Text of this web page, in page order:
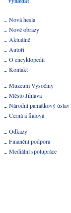
Nová hesla
Nové obrazy
Aktuálně
Autoři
O encyklopedii
Kontakt
Muzeum Vysočiny
Město Jihlava
Národní památkový ústav
Černá a fialová
Odkazy
Finanční podpora
Mediální spolupráce